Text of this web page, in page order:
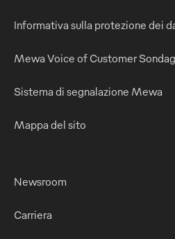
Informativa sulla protezione dei
Mewa Voice of Customer
Sistema di segnalazione Mewa
Mappa del sito
Newsroom
Carriera